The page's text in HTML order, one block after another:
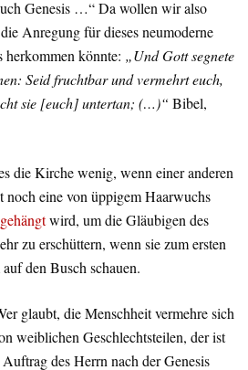
Genesis …“ Da wollen wir also
Anregung für dieses neumoderne
könnte: „Und Gott segnete
Seid fruchtbar und vermehrt euch,
sie [euch] untertan; (…)“ Bibel,
die Kirche wenig, wenn einer anderen
eine von üppigem Haarwuchs
wird, um die Gläubigen des
zu erschüttern, wenn sie zum ersten
den Busch schauen.
glaubt, die Menschheit vermehre sich
weiblichen Geschlechtsteilen, der ist
des Herrn nach der Genesis